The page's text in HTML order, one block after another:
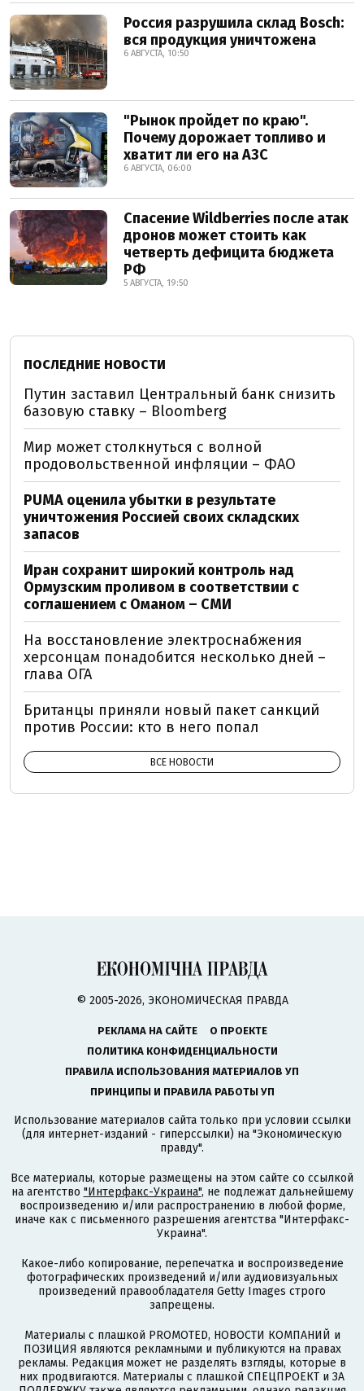
Россия разрушила склад Bosch:
вся продукция уничтожена
6 АВГУСТА, 10:50
"Рынок пройдет по краю".
Почему дорожает топливо и
хватит ли его на АЗС
6 АВГУСТА, 06:00
Спасение Wildberries после атак
дронов может стоить как
четверть дефицита бюджета
РФ
5 АВГУСТА, 19:50
ПОСЛЕДНИЕ НОВОСТИ
Путин заставил Центральный банк снизить
базовую ставку – Bloomberg
Мир может столкнуться с волной
продовольственной инфляции – ФАО
PUMA оценила убытки в результате
уничтожения Россией своих складских
запасов
Иран сохранит широкий контроль над
Ормузским проливом в соответствии с
соглашением с Оманом – СМИ
На восстановление электроснабжения
херсонцам понадобится несколько дней –
глава ОГА
Британцы приняли новый пакет санкций
против России: кто в него попал
ВСЕ НОВОСТИ
© 2005-2026, ЭКОНОМИЧЕСКАЯ ПРАВДА
РЕКЛАМА НА САЙТЕ
О ПРОЕКТЕ
ПОЛИТИКА КОНФИДЕНЦИАЛЬНОСТИ
ПРАВИЛА ИСПОЛЬЗОВАНИЯ МАТЕРИАЛОВ УП
ПРИНЦИПЫ И ПРАВИЛА РАБОТЫ УП
Использование материалов сайта только при условии ссылки
(для интернет-изданий - гиперссылки) на "Экономическую
правду".
Все материалы, которые размещены на этом сайте со ссылкой
на агентство "Интерфакс-Украина", не подлежат дальнейшему
воспроизведению и/или распространению в любой форме,
иначе как с письменного разрешения агентства "Интерфакс-
Украина".
Какое-либо копирование, перепечатка и воспроизведение
фотографических произведений и/или аудиовизуальных
произведений правообладателя Getty Images строго
запрещены.
Материалы с плашкой PROMOTED, НОВОСТИ КОМПАНИЙ и
ПОЗИЦИЯ являются рекламными и публикуются на правах
рекламы. Редакция может не разделять взгляды, которые в
них продвигаются. Материалы с плашкой СПЕЦПРОЕКТ и ЗА